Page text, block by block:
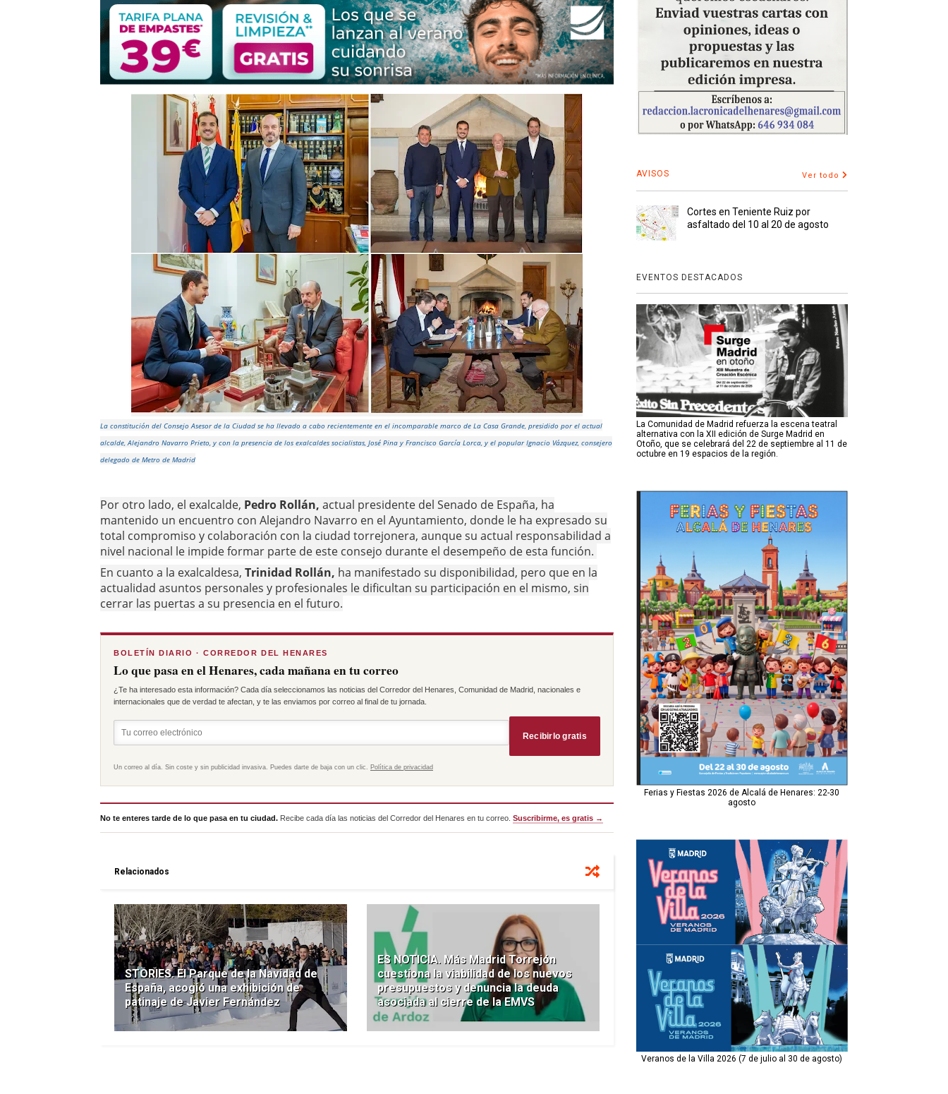
La constitución del Consejo Asesor de la Ciudad se ha llevado a cabo recientemente en el incomparable marco de La Casa Grande, presidido por el actual
alcalde, Alejandro Navarro Prieto, y con la presencia de los exalcaldes socialistas, José Pina y Francisco García Lorca, y el popular Ignacio Vázquez, consejero
delegado de Metro de Madrid
Por otro lado, el exalcalde, Pedro Rollán, actual presidente del Senado de España, ha
mantenido un encuentro con Alejandro Navarro en el Ayuntamiento, donde le ha expresado su
total compromiso y colaboración con la ciudad torrejonera, aunque su actual responsabilidad a
nivel nacional le impide formar parte de este consejo durante el desempeño de esta función.
En cuanto a la exalcaldesa, Trinidad Rollán, ha manifestado su disponibilidad, pero que en la
actualidad asuntos personales y profesionales le dificultan su participación en el mismo, sin
cerrar las puertas a su presencia en el futuro.
BOLETÍN DIARIO · CORREDOR DEL HENARES
Lo que pasa en el Henares, cada mañana en tu correo
¿Te ha interesado esta información? Cada día seleccionamos las noticias del Corredor del Henares, Comunidad de Madrid, nacionales e
internacionales que de verdad te afectan, y te las enviamos por correo al final de tu jornada.
Recibirlo gratis
Un correo al día. Sin coste y sin publicidad invasiva. Puedes darte de baja con un clic. Política de privacidad
No te enteres tarde de lo que pasa en tu ciudad. Recibe cada día las noticias del Corredor del Henares en tu correo. Suscribirme, es gratis →
Relacionados
STORIES. El Parque de la Navidad de
España, acogió una exhibición de
patinaje de Javier Fernández
ES NOTICIA. Más Madrid Torrejón
cuestiona la viabilidad de los nuevos
presupuestos y denuncia la deuda
asociada al cierre de la EMVS
AVISOS Ver todo
Cortes en Teniente Ruiz por
asfaltado del 10 al 20 de agosto
EVENTOS DESTACADOS
La Comunidad de Madrid refuerza la escena teatral
alternativa con la XII edición de Surge Madrid en
Otoño, que se celebrará del 22 de septiembre al 11 de
octubre en 19 espacios de la región.
Ferias y Fiestas 2026 de Alcalá de Henares: 22-30
agosto
Veranos de la Villa 2026 (7 de julio al 30 de agosto)